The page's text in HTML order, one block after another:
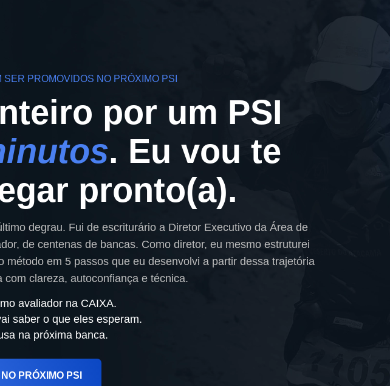
PROMOVIDOS NO PRÓXIMO PSI
por um PSI
. Eu vou te
pronto(a).
degrau. Fui de escriturário a Diretor Executivo da Área de
de centenas de bancas. Como diretor, eu mesmo estruturei
método em 5 passos que eu desenvolvi a partir dessa trajetória
clareza, autoconfiança e técnica.
avaliador na CAIXA.
saber o que eles esperam.
na próxima banca.
PRÓXIMO PSI